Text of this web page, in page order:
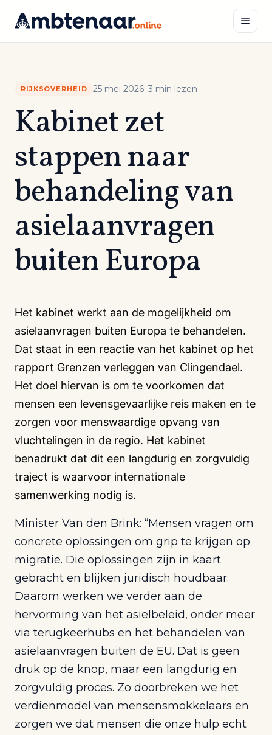
inhoud
RIJKSOVERHEID 25 mei 2026· 3 min lezen
Kabinet zet
stappen naar
behandeling van
asielaanvragen
buiten Europa
Het kabinet werkt aan de mogelijkheid om
asielaanvragen buiten Europa te behandelen.
Dat staat in een reactie van het kabinet op het
rapport Grenzen verleggen van Clingendael.
Het doel hiervan is om te voorkomen dat
mensen een levensgevaarlijke reis maken en te
zorgen voor menswaardige opvang van
vluchtelingen in de regio. Het kabinet
benadrukt dat dit een langdurig en zorgvuldig
traject is waarvoor internationale
samenwerking nodig is.
Minister Van den Brink: “Mensen vragen om
concrete oplossingen om grip te krijgen op
migratie. Die oplossingen zijn in kaart
gebracht en blijken juridisch houdbaar.
Daarom werken we verder aan de
hervorming van het asielbeleid, onder meer
via terugkeerhubs en het behandelen van
asielaanvragen buiten de EU. Dat is geen
druk op de knop, maar een langdurig en
zorgvuldig proces. Zo doorbreken we het
verdienmodel van mensensmokkelaars en
zorgen we dat mensen die onze hulp echt